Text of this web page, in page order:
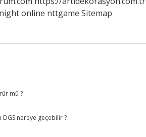
online nttgame Sitemap
mü ?
DGS nereye geçebilir ?